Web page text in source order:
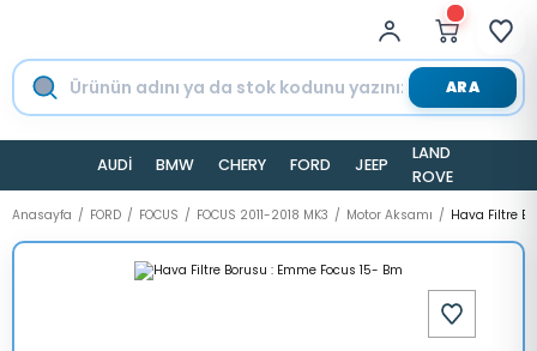
ARA
AUDİ BMW CHERY FORD JEEP
LAND
ROVER
Anasayfa FORD FOCUS FOCUS 2011-2018 MK3 Motor Aksamı Hava Filtre